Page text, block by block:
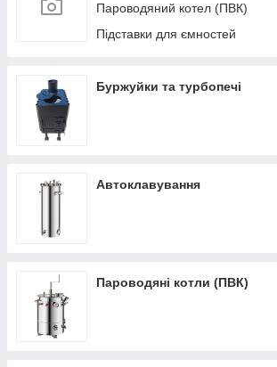
Пароводяний котел (ПВК)
Підставки для ємностей
Буржуйки та турбопечі
Автоклавування
Пароводяні котли (ПВК)